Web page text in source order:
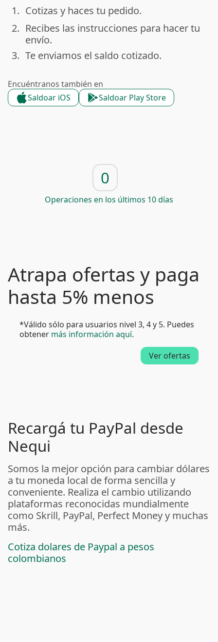
done
1. Cotizas y haces tu pedido.
done
2. Recibes las instrucciones para hacer tu
envío.
done
3. Te enviamos el saldo cotizado.
Encuéntranos también en
Saldoar iOS
Saldoar Play Store
0
Operaciones en los últimos 10 días
Atrapa ofertas y paga
hasta 5% menos
*Válido sólo para usuarios nivel 3, 4 y 5. Puedes
obtener más información aquí.
Ver ofertas
Recargá tu PayPal desde
Nequi
Somos la mejor opción para cambiar dólares
a tu moneda local de forma sencilla y
conveniente. Realiza el cambio utilizando
plataformas reconocidas mundialmente
como Skrill, PayPal, Perfect Money y muchas
más.
Cotiza dolares de Paypal a pesos
colombianos